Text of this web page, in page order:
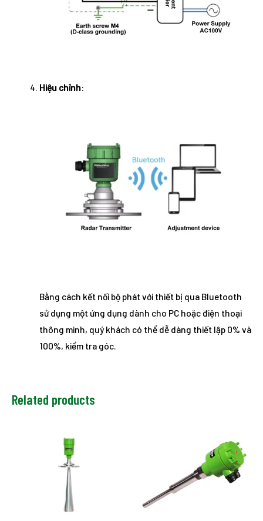
Hiệu chỉnh:
Bằng cách kết nối bộ phát với thiết bị qua Bluetooth
sử dụng một ứng dụng dành cho PC hoặc điện thoại
thông minh, quý khách có thể dễ dàng thiết lập 0% và
100%, kiểm tra góc.
Related products